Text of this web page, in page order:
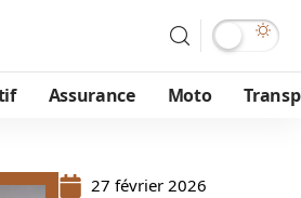
Assurance Moto
27 février 2026